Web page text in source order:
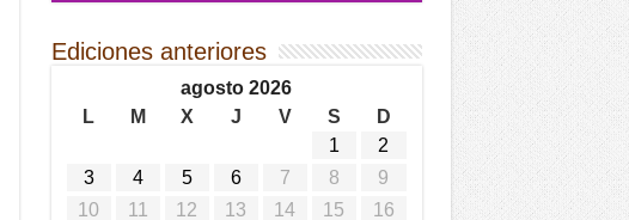
Ediciones anteriores
agosto 2026
L
M X J V S
D
1
2
3
4 5 6 7 8
9
10
11 12 13 14 15
16